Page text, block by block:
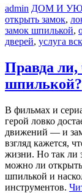
admin ДОМ И
открыть замок,
замок шпилькой,
дверей, услуга
Правда ли,
шпилькой?
В фильмах и
герой ловко
движений — и
взгляд кажется,
жизни. Но так ли
можно ли
шпилькой и
инструментов.